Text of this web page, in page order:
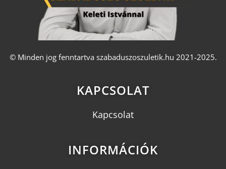
© Minden jog fenntartva szabaduszoszuletik.hu 2021-2025.
KAPCSOLAT
Kapcsolat
INFORMÁCIÓK